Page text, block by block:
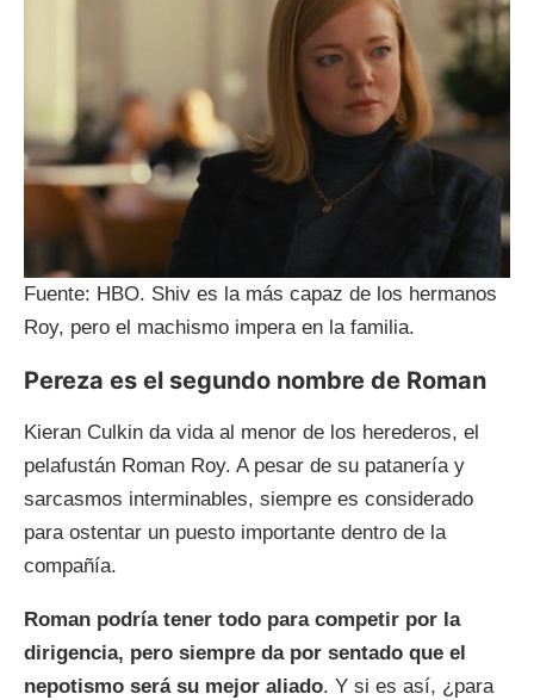
Fuente: HBO. Shiv es la más capaz de los hermanos
Roy, pero el machismo impera en la familia.
Pereza es el segundo nombre de Roman
Kieran Culkin da vida al menor de los herederos, el
pelafustán Roman Roy. A pesar de su patanería y
sarcasmos interminables, siempre es considerado
para ostentar un puesto importante dentro de la
compañía.
Roman podría tener todo para competir por la
dirigencia, pero siempre da por sentado que el
nepotismo será su mejor aliado. Y si es así, ¿para